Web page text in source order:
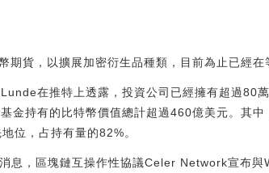
貨，以擴展加密衍生品種類，目前為止已經在
在推特上透露，投資公司已經擁有超過80
金持有的比特幣價值總計超過460億美元。其中
位，占持有量的82%。
，區塊鏈互操作性協議Celer Network宣布與